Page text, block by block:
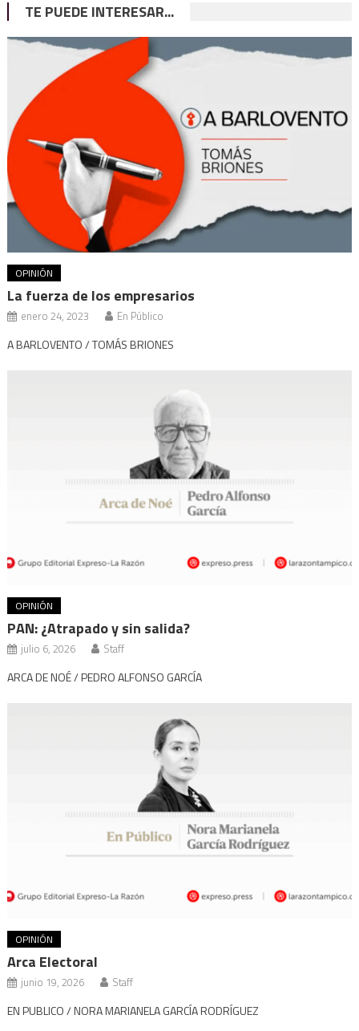
TE PUEDE INTERESAR...
OPINIÓN
La fuerza de los empresarios
enero 24, 2023 En Público
A BARLOVENTO / TOMÁS BRIONES
OPINIÓN
PAN: ¿Atrapado y sin salida?
julio 6, 2026 Staff
ARCA DE NOÉ / PEDRO ALFONSO GARCÍA
OPINIÓN
Arca Electoral
junio 19, 2026 Staff
EN PUBLICO / NORA MARIANELA GARCÍA RODRÍGUEZ